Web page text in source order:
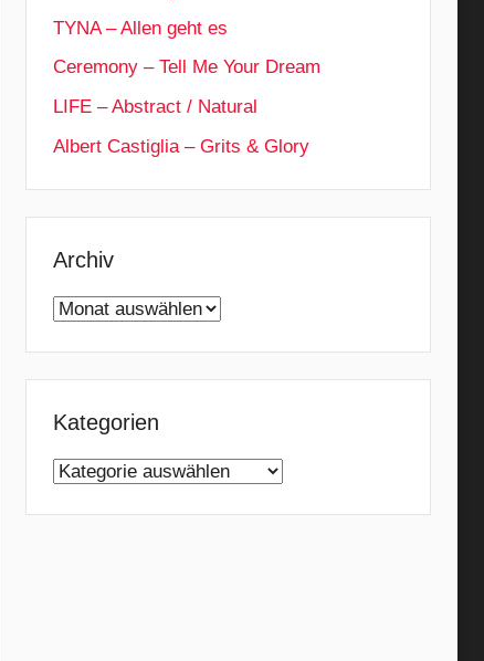
TYNA – Allen geht es
Ceremony – Tell Me Your Dream
LIFE – Abstract / Natural
Albert Castiglia – Grits & Glory
Archiv
Archiv
Kategorien
Kategorien